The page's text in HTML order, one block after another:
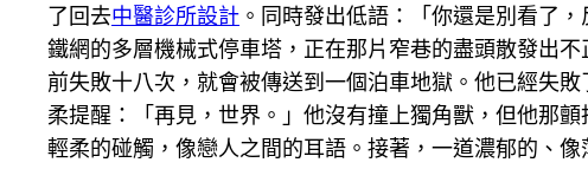
了回去中醫診所設計 。同時發出低語：「你還是別看了
鐵網的多層機械式停車塔，正在那片窄巷的盡頭散發出
前失敗十八次，就會被傳送到一個泊車地獄。他已經失
柔提醒：「再見，世界。」他沒有撞上獨角獸，但他那顫
輕柔的碰觸，像戀人之間的耳語。接著，一道濃郁的、